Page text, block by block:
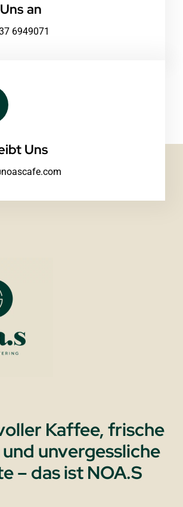
an
6949071
Uns
Kaffee, frische
unvergessliche
– das ist NOA.S